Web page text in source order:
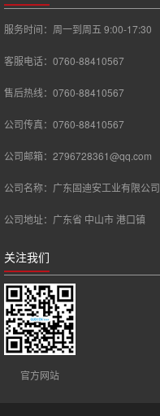
服务时间：周一到周五 9:00-17:30
客服电话：0760-88410567
售后热线：0760-88410567
公司传真：0760-88410567
公司邮箱：2796728361@qq.com
公司名称：广东固迪安工业有限公司
公司地址：广东省 中山市 港口镇
关注我们
官方网站